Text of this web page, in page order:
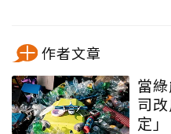
作者文章
當
司
定」